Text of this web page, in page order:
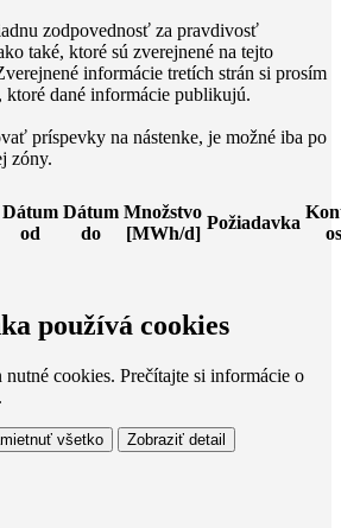
zodpovednosť za pravdivosť
také, ktoré sú zverejnené na tejto
informácie tretích strán si prosím
dané informácie publikujú.
príspevky na nástenke, je možné iba po
zóny.
Dátum
od
Dátum
do
Množstvo
[MWh/d]
Požiadavka
používá cookies
cookies. Prečítajte si informácie o
všetko Zobraziť detail